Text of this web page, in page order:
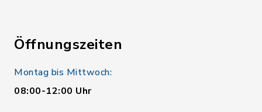
Öffnungszeiten
Montag bis Mittwoch:
08:00-12:00 Uhr